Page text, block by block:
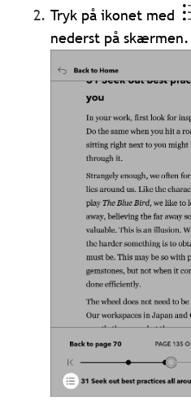
Tryk på ikonet med
nederst på skærmen.